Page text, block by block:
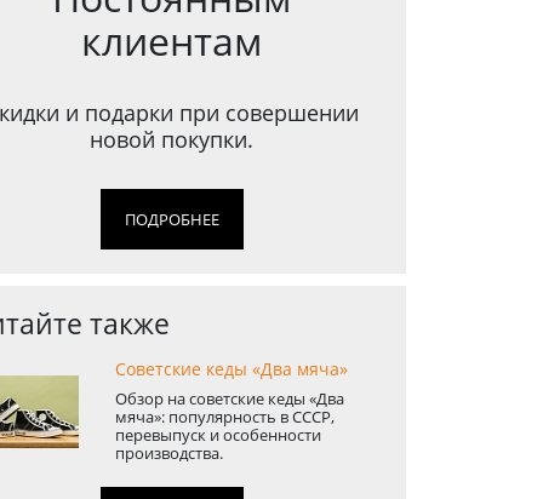
клиентам
и подарки при совершении
новой покупки.
ПОДРОБНЕЕ
также
Советские кеды «Два мяча»
Обзор на советские кеды «Два
мяча»: популярность в СССР,
перевыпуск и особенности
производства.